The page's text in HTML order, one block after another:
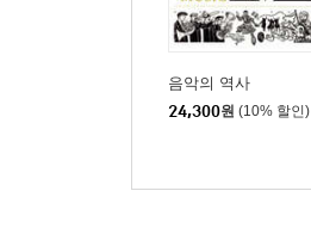
음악의 역사
24,300원 (10% 할인)